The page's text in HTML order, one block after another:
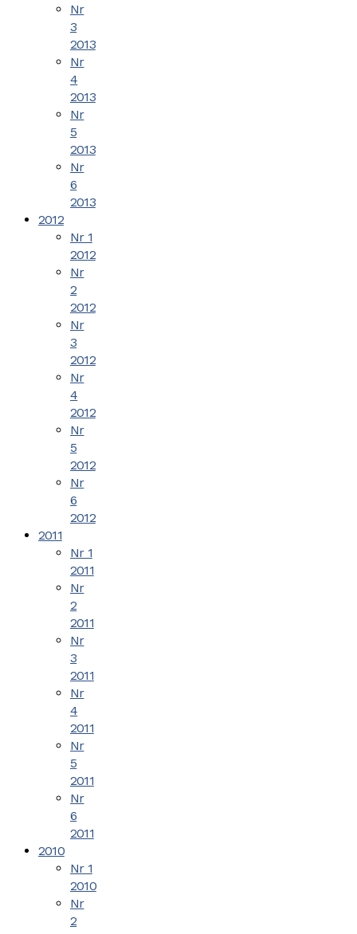
Nr
3
2013
Nr
4
2013
Nr
5
2013
Nr
6
2013
2012
Nr 1
2012
Nr
2
2012
Nr
3
2012
Nr
4
2012
Nr
5
2012
Nr
6
2012
2011
Nr 1
2011
Nr
2
2011
Nr
3
2011
Nr
4
2011
Nr
5
2011
Nr
6
2011
2010
Nr 1
2010
Nr
2